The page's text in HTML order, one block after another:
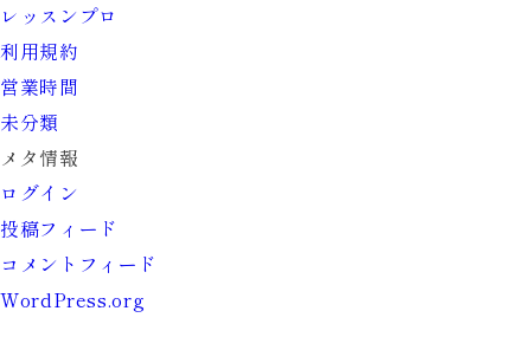
レッスンプロ
利用規約
営業時間
未分類
メタ情報
ログイン
投稿フィード
コメントフィード
WordPress.org